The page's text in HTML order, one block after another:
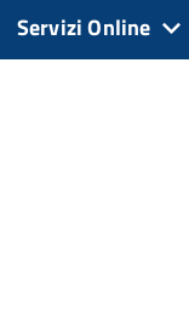
Servizi Online